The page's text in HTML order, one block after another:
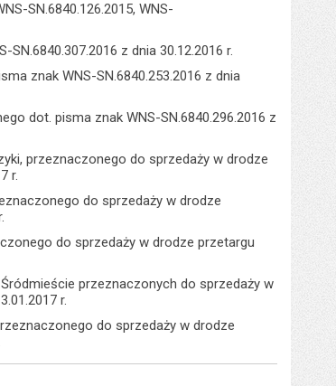
SN.6840.126.2015, WNS-
z dnia 30.12.2016 r.
znak WNS-SN.6840.253.2016 z dnia
dot. pisma znak WNS-SN.6840.296.2016 z
przeznaczonego do sprzedaży w drodze
r.
do sprzedaży w drodze
do sprzedaży w drodze przetargu
przeznaczonych do sprzedaży w
r.
do sprzedaży w drodze